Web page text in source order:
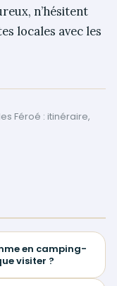
n’hésitent
locales avec les
Féroé : itinéraire,
en camping-
visiter ?